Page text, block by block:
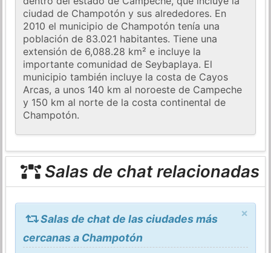
ciudad de Champotón y sus alrededores. En
2010 el municipio de Champotón tenía una
población de 83.021 habitantes. Tiene una
extensión de 6,088.28 km² e incluye la
importante comunidad de Seybaplaya. El
municipio también incluye la costa de Cayos
Arcas, a unos 140 km al noroeste de Campeche
y 150 km al norte de la costa continental de
Champotón.
Salas de chat relacionadas
×
Salas de chat de las ciudades más
cercanas a Champotón